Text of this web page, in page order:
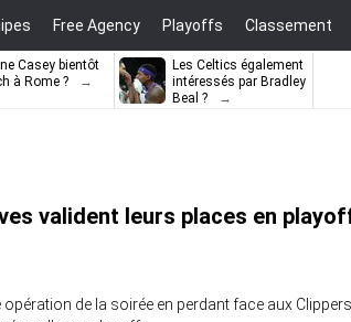
Free Agency Playoffs Classement
Casey bientôt
à Rome ?
Les Celtics également
intéressés par Bradley
Beal ?
valident leurs places en
de la soirée en perdant face aux Clippers,